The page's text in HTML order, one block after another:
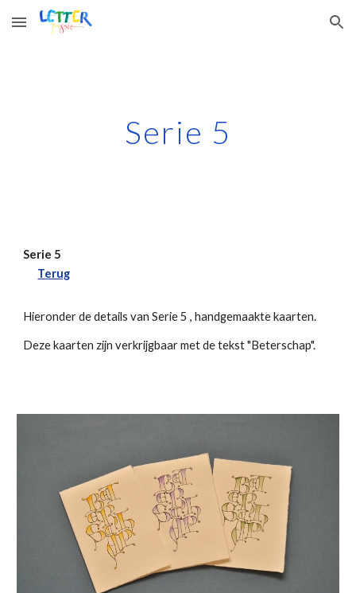
Skip to main content Skip to navigation
Serie 5
Serie 5
Terug
Hieronder de details van Serie 5 , handgemaakte kaarten.
Deze kaarten zijn verkrijgbaar met de tekst "Beterschap".